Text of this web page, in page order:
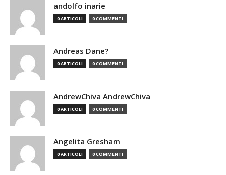
andolfo inarie
0 ARTICOLI 0 COMMENTI
Andreas Dane?
0 ARTICOLI 0 COMMENTI
AndrewChiva AndrewChiva
0 ARTICOLI 0 COMMENTI
Angelita Gresham
0 ARTICOLI 0 COMMENTI